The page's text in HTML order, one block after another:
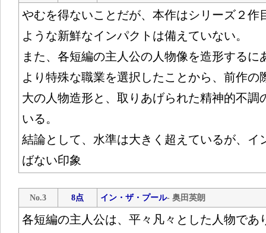
やむを得ないことだが、本作はシリーズ２作
ような新鮮なインパクトは備えていない。
また、各短編の主人公の人物像を造形するに
より特殊な職業を選択したことから、前作の
大の人物造形と、取りあげられた精神的不調
いる。
結論として、水準は大きく超えているが、イ
ばない印象
No.3 8点 イン・ザ・プール- 奥田英朗
各短編の主人公は、平々凡々とした人物であ